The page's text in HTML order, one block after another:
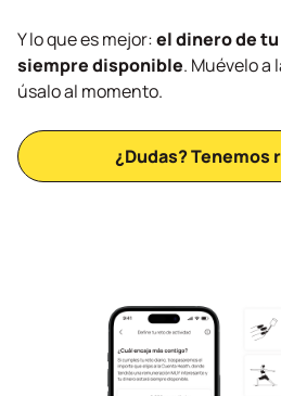
Y lo que es mejor:el dinero de
siempre disponible. Muévelo a
úsalo al momento.
¿Dudas? Tenemos